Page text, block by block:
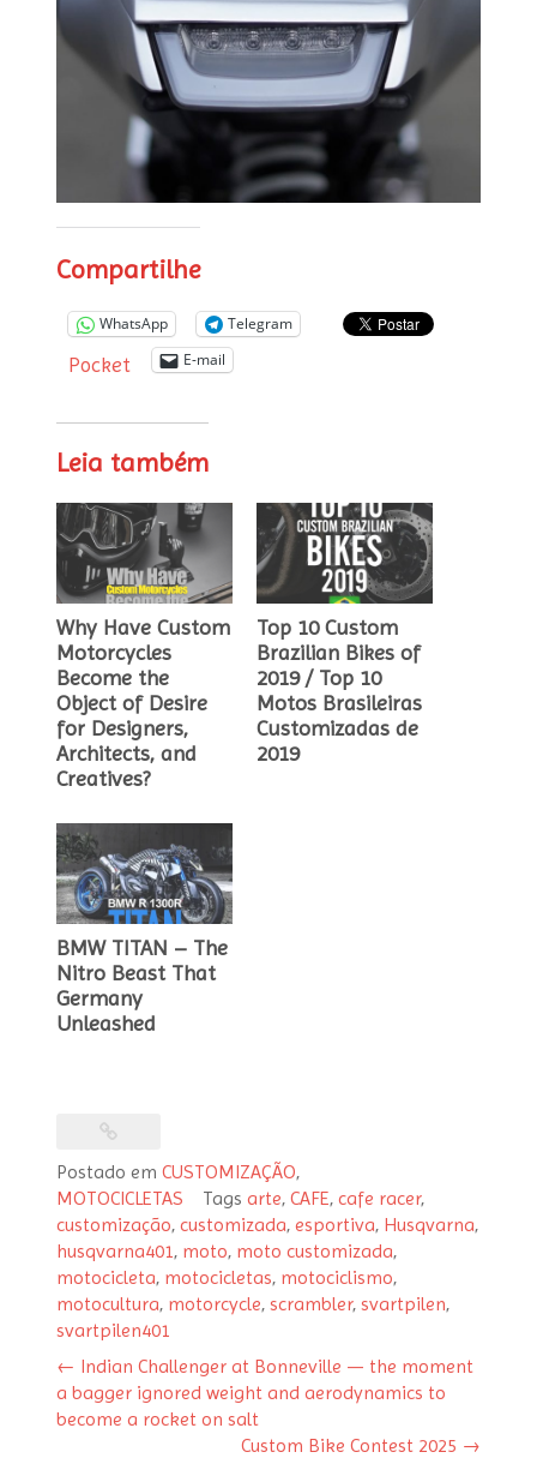
Compartilhe
WhatsApp Telegram
Pocket E-mail
Leia também
Why Have Custom
Motorcycles
Become the
Object of Desire
for Designers,
Architects, and
Creatives?
Top 10 Custom
Brazilian Bikes of
2019 / Top 10
Motos Brasileiras
Customizadas de
2019
BMW TITAN – The
Nitro Beast That
Germany
Unleashed
Postado em CUSTOMIZAÇÃO,
MOTOCICLETAS
Tags arte, CAFE, cafe racer,
customização, customizada, esportiva, Husqvarna,
husqvarna401, moto, moto customizada,
motocicleta, motocicletas, motociclismo,
motocultura, motorcycle, scrambler, svartpilen,
svartpilen401
Post
navigation
← Indian Challenger at Bonneville — the moment
a bagger ignored weight and aerodynamics to
become a rocket on salt
Custom Bike Contest 2025 →